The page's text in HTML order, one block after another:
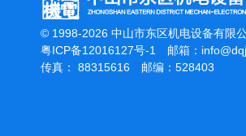
© 1998-2026 中山市东区机电设备有限
粤ICP备12016127号-1
邮箱：
传真： 88315616 邮编：528403